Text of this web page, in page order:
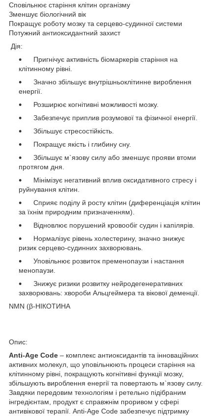
Сповільнює старіння клітин організму
Зменшує біологічний вік
Покращує роботу мозку та серцево-судинної системи
Потужний антиоксидантний захист
Дія:
Пригнічує активність біомаркерів старіння на
клітинному рівні.
Значно збільшує внутрішньоклітинне вироблення
енергії.
Розширює когнітивні можливості мозку.
Забезпечує приплив розумової та фізичної енергії.
Збільшує стресостійкість.
Покращує якість і глибину сну.
Збільшує м`язову силу або зменшує прояви втоми
протягом дня.
Мінімізує негативний вплив оксидативного стресу і
руйнування клітин.
Сприяє поділу й росту клітин (диференціація клітин
за їхнім природним призначенням).
Відновлює порушений кровообіг судин і капілярів.
Нормалізує рівень холестерину, значно знижує
ризик серцево-судинних захворювань.
Уповільнює розвиток пременопаузи і настання
менопаузи.
Знижує ризики розвитку нейродегенеративних
захворювань: хвороби Альцгеймера та вікової деменції.
NMN (β-НІКОТИНА
Опис:
Anti-Age Code – комплекс антиоксидантів та інноваційних
активних молекул, що уповільнюють процеси старіння на
клітинному рівні, покращують когнітивні функції мозку,
збільшують вироблення енергії та повертають м`язову силу.
Завдяки передовим технологіям і ретельно підібраним
інгредієнтам, продукт є справжнім проривом у сфері
антивікової терапії. Anti-Age Code забезпечує підтримку